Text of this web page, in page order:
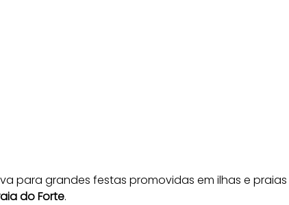
para grandes festas promovidas em ilhas e praias
do Forte.